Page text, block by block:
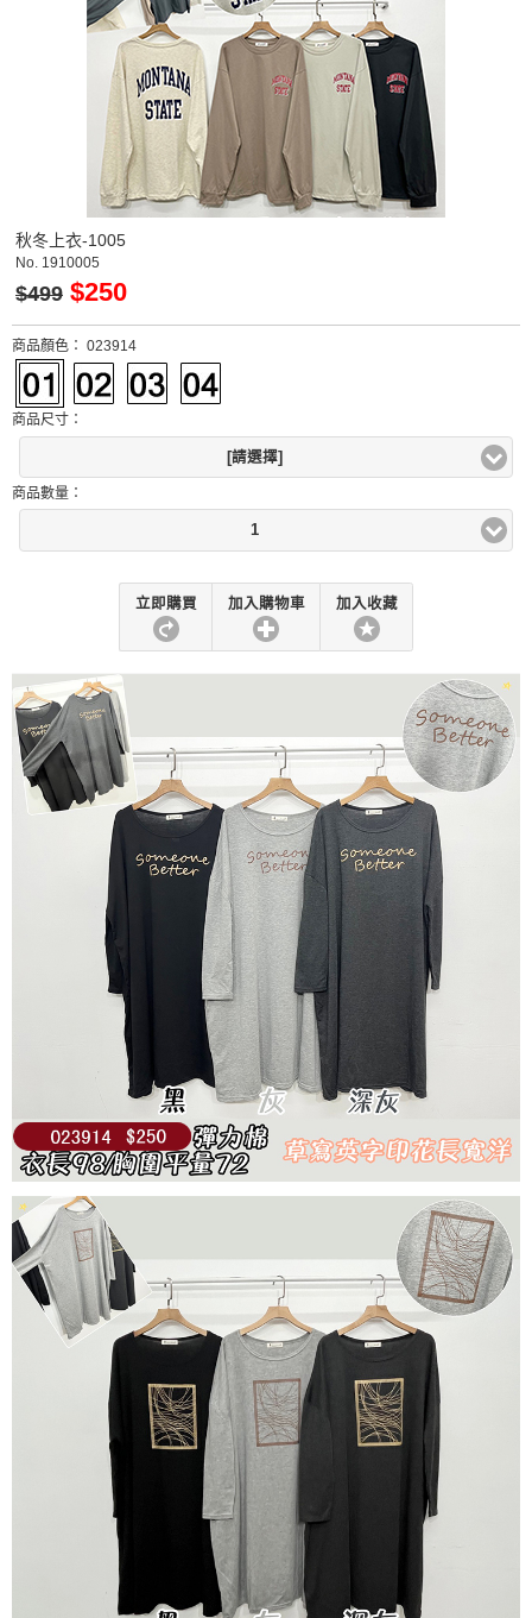
秋冬上衣-1005
No. 1910005
$499 $250
商品顏色： 023914
商品尺寸：
[請選擇]
商品數量：
1
立即購買 加入購物車 加入收藏